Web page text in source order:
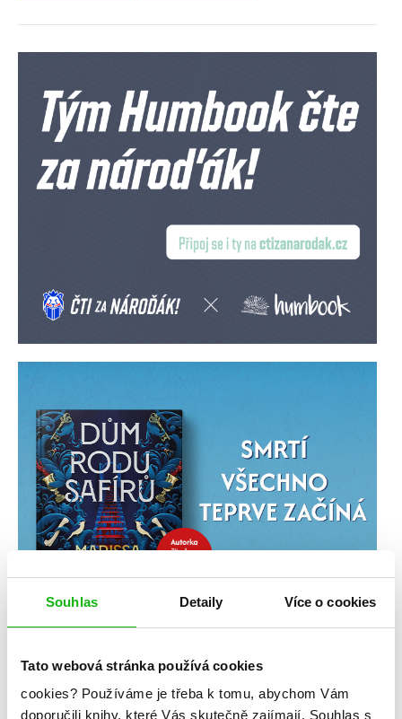
Souhlas Detaily Více o cookies
Tato webová stránka používá cookies
cookies? Používáme je třeba k tomu, abychom Vám
doporučili knihy, které Vás skutečně zajímají. Souhlas s